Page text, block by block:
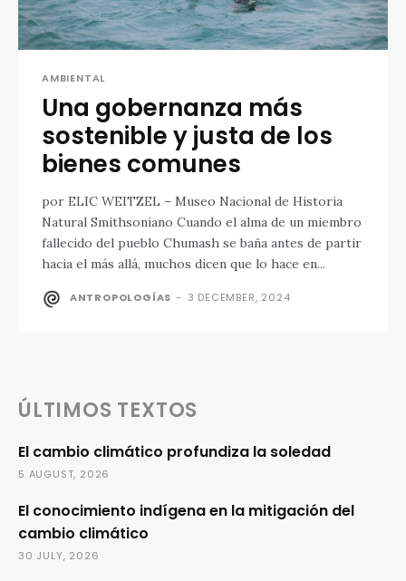
AMBIENTAL
Una gobernanza más
sostenible y justa de los
bienes comunes
por ELIC WEITZEL – Museo Nacional de Historia
Natural Smithsoniano Cuando el alma de un miembro
fallecido del pueblo Chumash se baña antes de partir
hacia el más allá, muchos dicen que lo hace en...
ANTROPOLOGÍAS - 3 DECEMBER, 2024
ÚLTIMOS TEXTOS
El cambio climático profundiza la soledad
5 AUGUST, 2026
El conocimiento indígena en la mitigación del
cambio climático
30 JULY, 2026